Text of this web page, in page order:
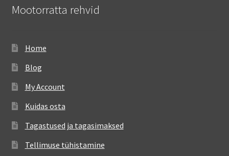
Mootorratta rehvid
Home
Blog
My Account
Kuidas osta
Tagastused ja tagasimaksed
Tellimuse tühistamine